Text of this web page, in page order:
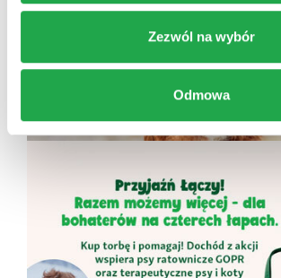
Zezwól na wybór
Odmowa